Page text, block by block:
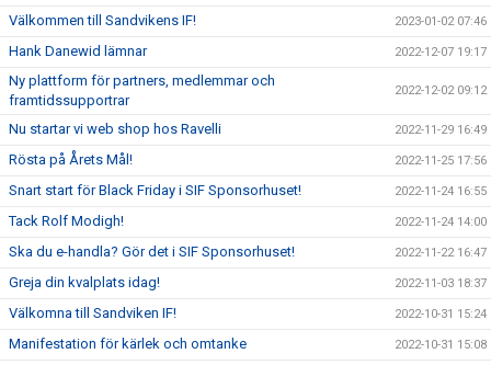
Välkommen till Sandvikens IF! 2023-01-02 07:46
Hank Danewid lämnar 2022-12-07 19:17
Ny plattform för partners, medlemmar och
framtidssupportrar
2022-12-02 09:12
Nu startar vi web shop hos Ravelli 2022-11-29 16:49
Rösta på Årets Mål! 2022-11-25 17:56
Snart start för Black Friday i SIF Sponsorhuset! 2022-11-24 16:55
Tack Rolf Modigh! 2022-11-24 14:00
Ska du e-handla? Gör det i SIF Sponsorhuset! 2022-11-22 16:47
Greja din kvalplats idag! 2022-11-03 18:37
Välkomna till Sandviken IF! 2022-10-31 15:24
Manifestation för kärlek och omtanke 2022-10-31 15:08